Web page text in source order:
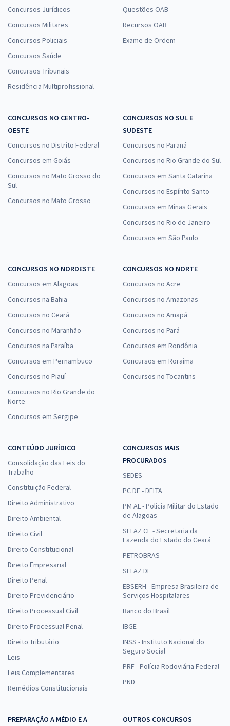
Concursos Jurídicos
Concursos Militares
Concursos Policiais
Concursos Saúde
Concursos Tribunais
Residência Multiprofissional
Questões OAB
Recursos OAB
Exame de Ordem
CONCURSOS NO CENTRO-
OESTE
Concursos no Distrito Federal
Concursos em Goiás
Concursos no Mato Grosso do
Sul
Concursos no Mato Grosso
CONCURSOS NO SUL E
SUDESTE
Concursos no Paraná
Concursos no Rio Grande do Sul
Concursos em Santa Catarina
Concursos no Espírito Santo
Concursos em Minas Gerais
Concursos no Rio de Janeiro
Concursos em São Paulo
CONCURSOS NO NORDESTE
Concursos em Alagoas
Concursos na Bahia
Concursos no Ceará
Concursos no Maranhão
Concursos na Paraíba
Concursos em Pernambuco
Concursos no Piauí
Concursos no Rio Grande do
Norte
Concursos em Sergipe
CONCURSOS NO NORTE
Concursos no Acre
Concursos no Amazonas
Concursos no Amapá
Concursos no Pará
Concursos em Rondônia
Concursos em Roraima
Concursos no Tocantins
CONTEÚDO JURÍDICO
Consolidação das Leis do
Trabalho
Constituição Federal
Direito Administrativo
Direito Ambiental
Direito Civil
Direito Constitucional
Direito Empresarial
Direito Penal
Direito Previdenciário
Direito Processual Civil
Direito Processual Penal
Direito Tributário
Leis
Leis Complementares
Remédios Constitucionais
CONCURSOS MAIS
PROCURADOS
SEDES
PC DF - DELTA
PM AL - Polícia Militar do Estado
de Alagoas
SEFAZ CE - Secretaria da
Fazenda do Estado do Ceará
PETROBRAS
SEFAZ DF
EBSERH - Empresa Brasileira de
Serviços Hospitalares
Banco do Brasil
IBGE
INSS - Instituto Nacional do
Seguro Social
PRF - Polícia Rodoviária Federal
PND
PREPARAÇÃO A MÉDIO E A
OUTROS CONCURSOS